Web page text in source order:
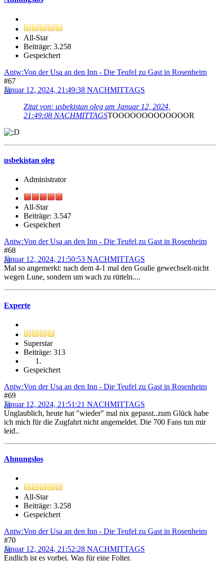
All-Star
Beiträge: 3.258
Gespeichert
Antw:Von der Usa an den Inn - Die Teufel zu Gast in Rosenheim
#67
Januar 12, 2024, 21:49:38 NACHMITTAGS
Zitat von: usbekistan oleg am Januar 12, 2024,
21:49:08 NACHMITTAGSTOOOOOOOOOOOOOR
usbekistan oleg
Administrator
All-Star
Beiträge: 3.547
Gespeichert
Antw:Von der Usa an den Inn - Die Teufel zu Gast in Rosenheim
#68
Januar 12, 2024, 21:50:53 NACHMITTAGS
Mal so angemerkt: nach dem 4-1 mal den Goalie gewechselt-nicht
wegen Lune, sondern um wach zu rütteln....
Experte
Superstar
Beiträge: 313
Gespeichert
Antw:Von der Usa an den Inn - Die Teufel zu Gast in Rosenheim
#69
Januar 12, 2024, 21:51:21 NACHMITTAGS
Unglaublich, heute hat "wieder" mal nix gepasst..zum Glück habe
ich mich für die Zugfahrt nicht angemeldet. Die 700 Fans tun mir
leid..
Ahnungslos
All-Star
Beiträge: 3.258
Gespeichert
Antw:Von der Usa an den Inn - Die Teufel zu Gast in Rosenheim
#70
Januar 12, 2024, 21:52:28 NACHMITTAGS
Endlich ist es vorbei. Was für eine Folter.